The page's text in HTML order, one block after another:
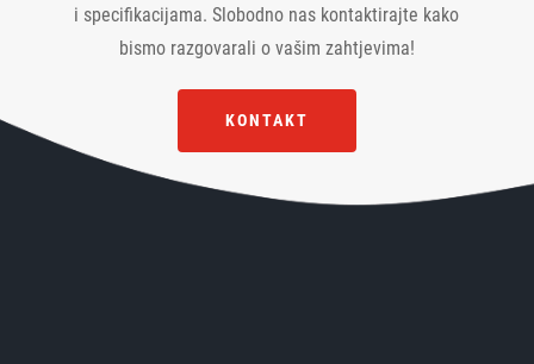
i specifikacijama. Slobodno nas kontaktirajte kako
bismo razgovarali o vašim zahtjevima!
KONTAKT